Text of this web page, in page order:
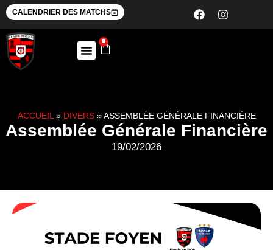
CALENDRIER DES MATCHS
0
ACCUEIL» DIVERS»ASSEMBLÉE GÉNÉRALE FINANCIÈRE
Assemblée Générale Financière
19/02/2026